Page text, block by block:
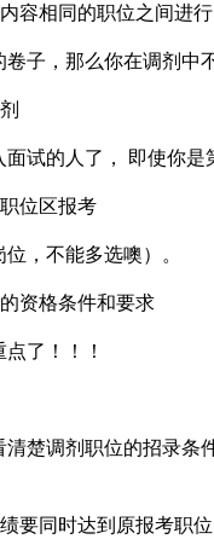
容相同的职位之间进行
，那么你在调剂中
的人了， 即使你是
位区报考
，不能多选噢）。
资格条件和要求
了！！！
调剂职位的招录条
同时达到原报考职位